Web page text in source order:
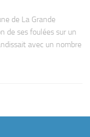
de La Grande
de ses foulées sur un
avec un nombre